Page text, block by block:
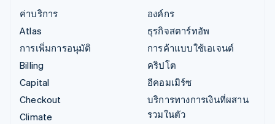
ค่าบริการ
Atlas
การเพิ่มการอนุมัติ
Billing
Capital
Checkout
Climate
องค์กร
ธุรกิจสตาร์ทอัพ
การค้าแบบใช้เอเจนต์
คริปโต
อีคอมเมิร์ซ
บริการทางการเงินที่ผสาน
รวมในตัว